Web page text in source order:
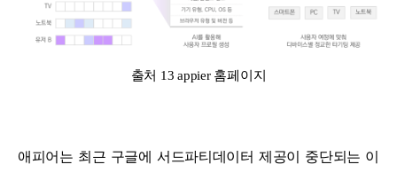
출처 13 appier 홈페이지
애피어는 최근 구글에 서드파티데이터 제공이 중단되는 이